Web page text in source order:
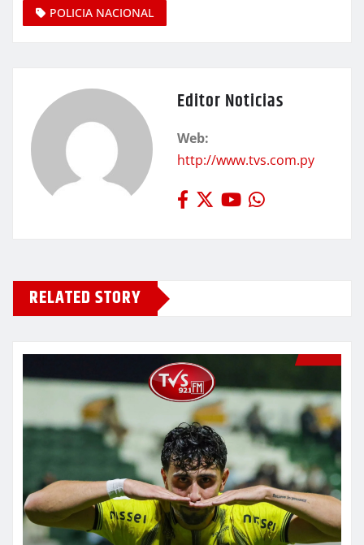
POLICIA NACIONAL
Editor Noticias
Web:
http://www.tvs.com.py
RELATED STORY